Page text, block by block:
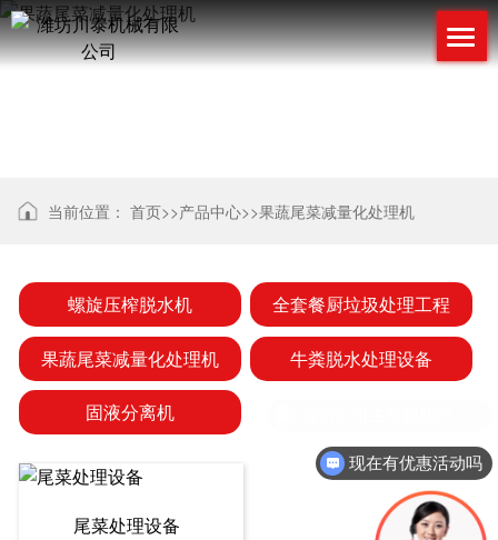
联系我们
当前位置： 首页>>产品中心>>果蔬尾菜减量化处理机
螺旋压榨脱水机 全套餐厨垃圾处理工程
果蔬尾菜减量化处理机 牛粪脱水处理设备
固液分离机
尾菜处理设备
现在有优惠活动吗